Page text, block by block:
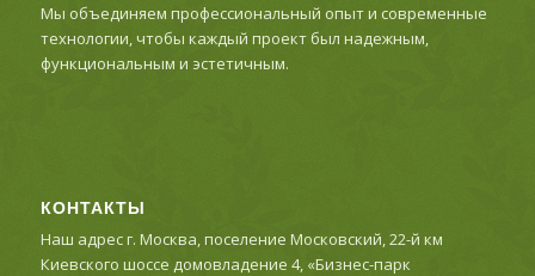
Мы объединяем профессиональный опыт и современные
технологии, чтобы каждый проект был надежным,
функциональным и эстетичным.
КОНТАКТЫ
Наш адрес г. Москва, поселение Московский, 22-й км
Киевского шоссе домовладение 4, «Бизнес-парк